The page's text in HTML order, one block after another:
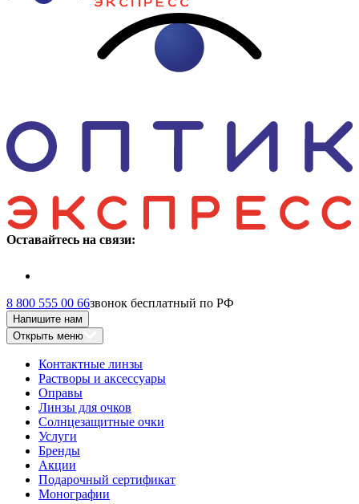
Оставайтесь на связи:
8 800 555 00 66звонок бесплатный по РФ
Напишите нам
Открыть меню
Контактные линзы
Растворы и аксессуары
Оправы
Линзы для очков
Солнцезащитные очки
Услуги
Бренды
Акции
Подарочный сертификат
Монографии